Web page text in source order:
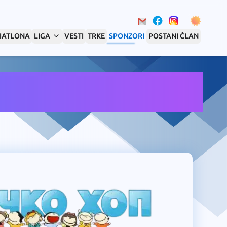
LIGA VESTI TRKE SPONZORI POSTANI ČLAN